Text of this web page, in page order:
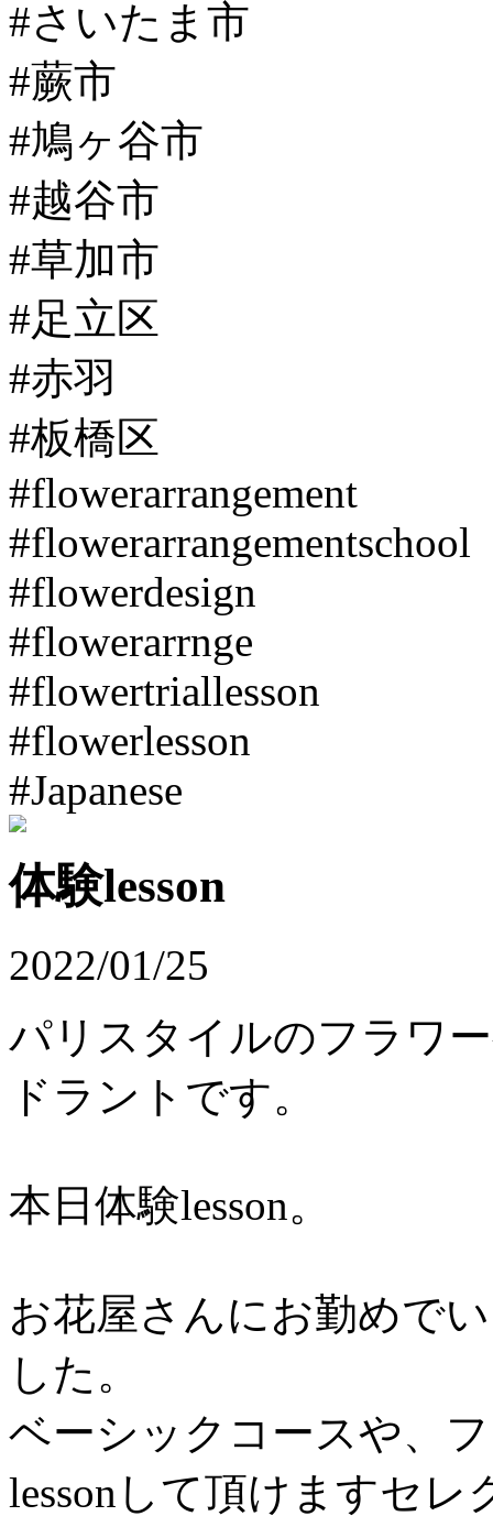
#さいたま市
#蕨市
#鳩ヶ谷市
#越谷市
#草加市
#足立区
#赤羽
#板橋区
#flowerarrangement
#flowerarrangementschool
#flowerdesign
#flowerarrnge
#flowertriallesson
#flowerlesson
#Japanese
体験lesson
2022/01/25
パリスタイルのフラワ
ドラントです。
本日体験lesson。
お花屋さんにお勤めで
した。
ベーシックコースや、
lessonして頂けますセ